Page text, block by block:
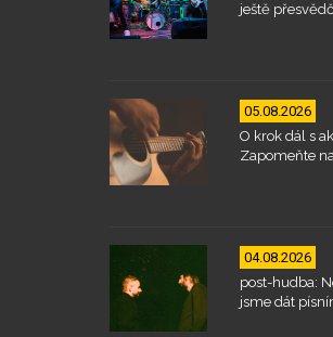
ještě
05.08.2026
O krok dál s
Zapomeňte
04.08.2026
post-hudba:
jsme dát